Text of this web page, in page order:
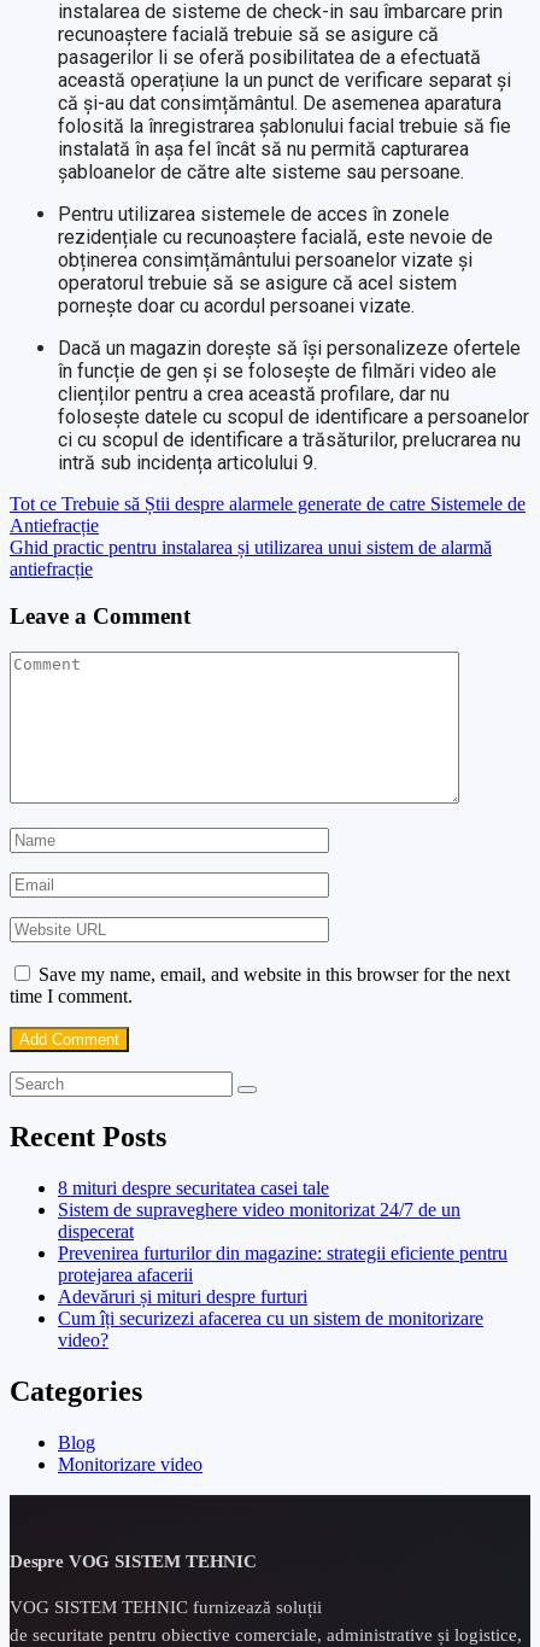
instalarea de sisteme de check-in sau îmbarcare prin
recunoaștere facială trebuie să se asigure că
pasagerilor li se oferă posibilitatea de a efectuată
această operațiune la un punct de verificare separat și
că și-au dat consimțământul. De asemenea aparatura
folosită la înregistrarea șablonului facial trebuie să fie
instalată în așa fel încât să nu permită capturarea
șabloanelor de către alte sisteme sau persoane.
Pentru utilizarea sistemele de acces în zonele
rezidențiale cu recunoaștere facială, este nevoie de
obținerea consimțământului persoanelor vizate și
operatorul trebuie să se asigure că acel sistem
pornește doar cu acordul persoanei vizate.
Dacă un magazin dorește să își personalizeze ofertele
în funcție de gen și se folosește de filmări video ale
clienților pentru a crea această profilare, dar nu
folosește datele cu scopul de identificare a persoanelor
ci cu scopul de identificare a trăsăturilor, prelucrarea nu
intră sub incidența articolului 9.
Post
navigation
Tot ce Trebuie să Știi despre alarmele generate de catre Sistemele de
Antiefracție
Ghid practic pentru instalarea și utilizarea unui sistem de alarmă
antiefracție
Leave a Comment
Save my name, email, and website in this browser for the next
time I comment.
Recent Posts
8 mituri despre securitatea casei tale
Sistem de supraveghere video monitorizat 24/7 de un
dispecerat
Prevenirea furturilor din magazine: strategii eficiente pentru
protejarea afacerii
Adevăruri și mituri despre furturi
Cum îți securizezi afacerea cu un sistem de monitorizare
video?
Categories
Blog
Monitorizare video
Despre VOG SISTEM TEHNIC
VOG SISTEM TEHNIC furnizează soluții
de securitate pentru obiective comerciale, administrative și logistice,